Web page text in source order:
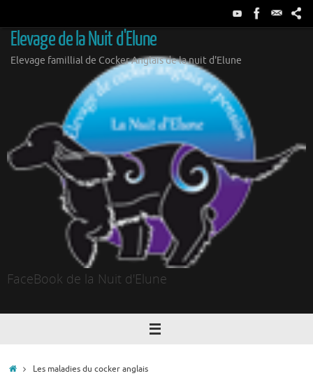
contenu
Elevage de la Nuit d'Elune
Elevage famillial de Cocker Anglais de la nuit d'Elune
FaceBook de la Nuit d'Elune
AccueilLes maladies du cocker anglais